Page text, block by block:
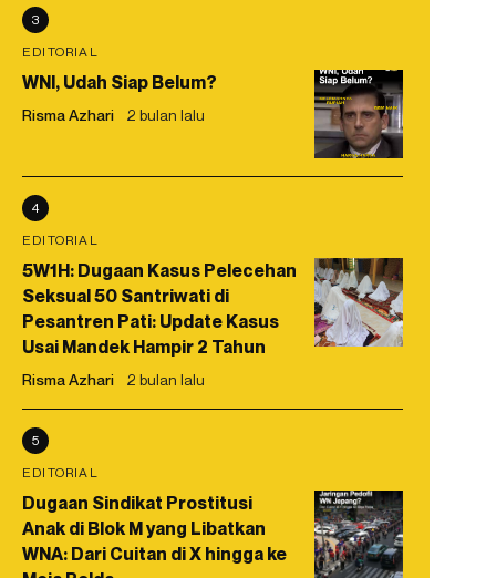
3
EDITORIAL
WNI, Udah Siap Belum?
Risma Azhari 2 bulan lalu
4
EDITORIAL
5W1H: Dugaan Kasus Pelecehan
Seksual 50 Santriwati di
Pesantren Pati: Update Kasus
Usai Mandek Hampir 2 Tahun
Risma Azhari 2 bulan lalu
5
EDITORIAL
Dugaan Sindikat Prostitusi
Anak di Blok M yang Libatkan
WNA: Dari Cuitan di X hingga ke